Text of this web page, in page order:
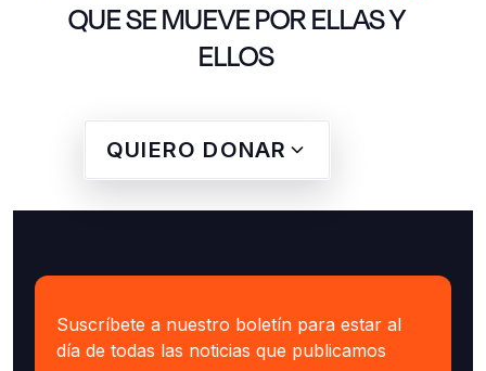
QUE SE MUEVE POR ELLAS Y
ELLOS
QUIERO DONAR
Suscríbete a nuestro boletín para estar al
día de todas las noticias que publicamos